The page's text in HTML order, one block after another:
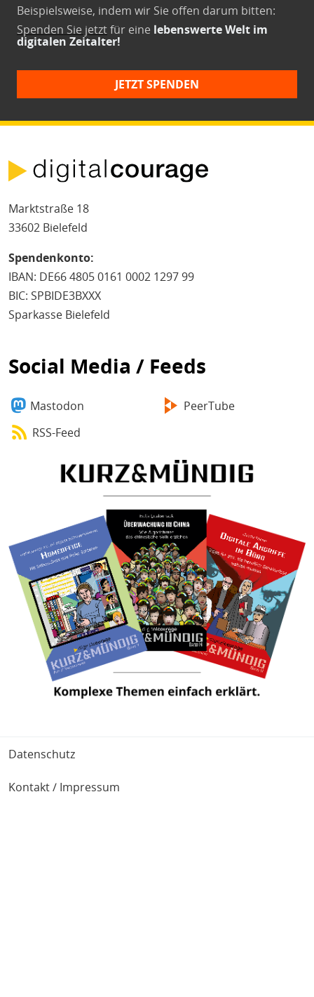
Beispielsweise, indem wir Sie offen darum bitten:
Spenden Sie jetztfür eine lebenswerte Welt im
digitalen Zeitalter!
JETZT SPENDEN
Marktstraße 18
33602 Bielefeld
Spendenkonto:
IBAN: DE66 4805 0161 0002 1297 99
BIC: SPBIDE3BXXX
Sparkasse Bielefeld
Social Media / Feeds
Mastodon
PeerTube
RSS-Feed
Fußbereich
Datenschutz
Kontakt / Impressum